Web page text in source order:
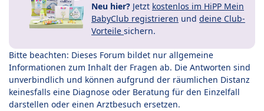
Neu hier? Jetzt kostenlos im HiPP Mein
BabyClub registrieren und deine Club-
Vorteile sichern.
Bitte beachten: Dieses Forum bildet nur allgemeine
Informationen zum Inhalt der Fragen ab. Die Antworten sind
unverbindlich und können aufgrund der räumlichen Distanz
keinesfalls eine Diagnose oder Beratung für den Einzelfall
darstellen oder einen Arztbesuch ersetzen.